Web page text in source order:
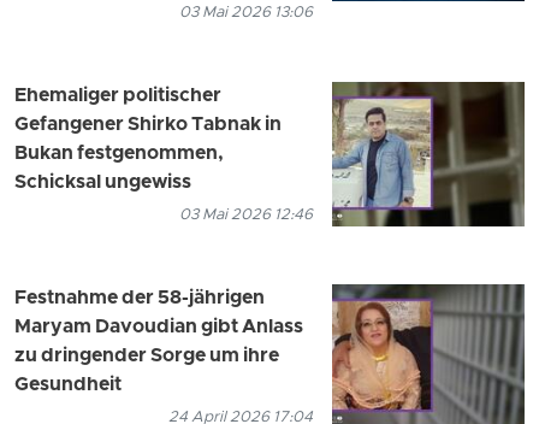
03 Mai 2026 13:06
Ehemaliger politischer
Gefangener Shirko Tabnak in
Bukan festgenommen,
Schicksal ungewiss
03 Mai 2026 12:46
Festnahme der 58-jährigen
Maryam Davoudian gibt Anlass
zu dringender Sorge um ihre
Gesundheit
24 April 2026 17:04